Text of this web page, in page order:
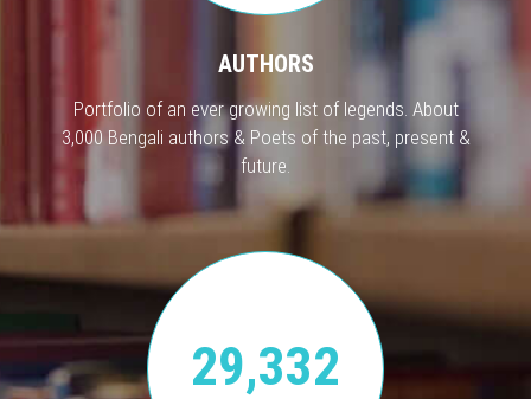
AUTHORS
Portfolio of an ever growing list of legends. About
3,000 Bengali authors & Poets of the past, present &
future.
29,332